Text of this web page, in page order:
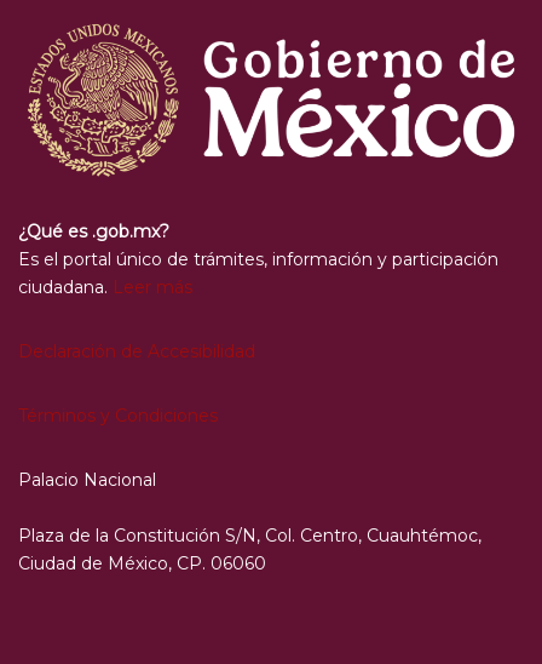
¿Qué es .gob.mx?
Es el portal único de trámites, información y participación
ciudadana. Leer más
Declaración de Accesibilidad
Términos y Condiciones
Palacio Nacional
Plaza de la Constitución S/N, Col. Centro, Cuauhtémoc,
Ciudad de México, CP. 06060